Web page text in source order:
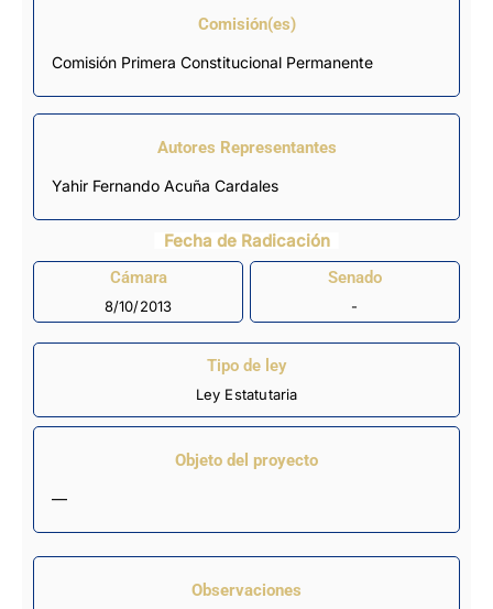
Comisión(es)
Comisión Primera Constitucional Permanente
Autores Representantes
Yahir Fernando Acuña Cardales
Fecha de Radicación
Cámara
8/10/2013
Senado
-
Tipo de ley
Ley Estatutaria
Objeto del proyecto
—
Observaciones